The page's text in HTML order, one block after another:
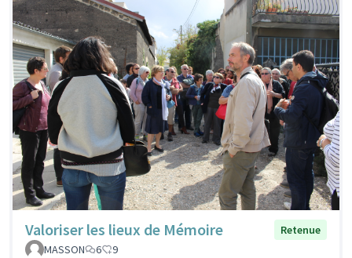
Valoriser les lieux de Mémoire
Retenue
MASSON
6 9